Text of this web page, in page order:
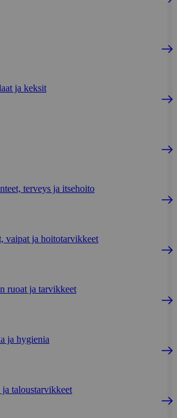
ja keksit
terveys ja itsehoito
vaipat ja hoitotarvikkeet
ruoat ja tarvikkeet
ja hygienia
taloustarvikkeet